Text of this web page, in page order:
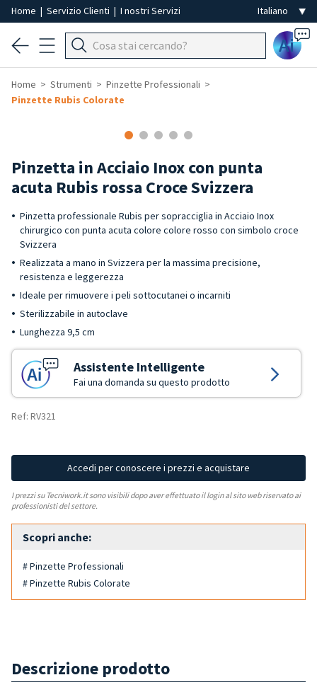
Home | Servizio Clienti | I nostri Servizi
Ai
Home Strumenti
Pinzette Professionali
Pinzette Rubis Colorate
Pinzetta in Acciaio Inox con punta
acuta Rubis rossa Croce Svizzera
Pinzetta professionale Rubis per sopracciglia in Acciaio Inox
chirurgico con punta acuta colore colore rosso con simbolo croce
Svizzera
Realizzata a mano in Svizzera per la massima precisione,
resistenza e leggerezza
Ideale per rimuovere i peli sottocutanei o incarniti
Sterilizzabile in autoclave
Lunghezza 9,5 cm
Assistente Intelligente
Fai una domanda su questo prodotto
Ref: RV321
Accedi per conoscere i prezzi e acquistare
I prezzi su Tecniwork.it sono visibili dopo aver effettuato il login al sito web riservato ai
professionisti del settore.
Scopri anche:
# Pinzette Professionali
# Pinzette Rubis Colorate
Descrizione prodotto